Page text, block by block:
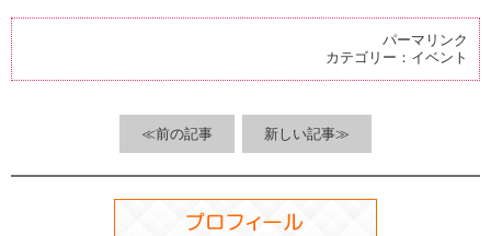
b
k
n
a
et
es
t
パーマリンク
カテゴリー： イベント
≪前の記事 新しい記事≫